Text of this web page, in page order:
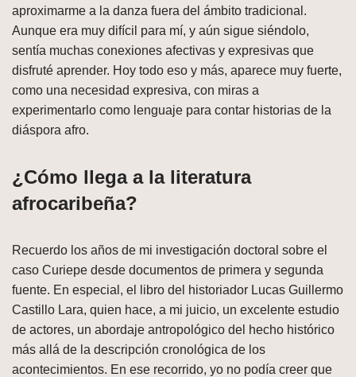
aproximarme a la danza fuera del ámbito tradicional.
Aunque era muy difícil para mí, y aún sigue siéndolo,
sentía muchas conexiones afectivas y expresivas que
disfruté aprender. Hoy todo eso y más, aparece muy fuerte,
como una necesidad expresiva, con miras a
experimentarlo como lenguaje para contar historias de la
diáspora afro.
¿Cómo llega a la literatura
afrocaribeña?
Recuerdo los años de mi investigación doctoral sobre el
caso Curiepe desde documentos de primera y segunda
fuente. En especial, el libro del historiador Lucas Guillermo
Castillo Lara, quien hace, a mi juicio, un excelente estudio
de actores, un abordaje antropológico del hecho histórico
más allá de la descripción cronológica de los
acontecimientos. En ese recorrido, yo no podía creer que